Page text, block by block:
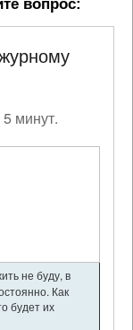
вопрос:
минут.
не буду, в
Как
будет их